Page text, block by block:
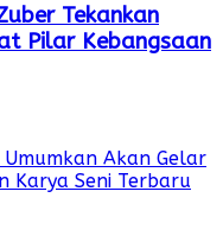
Tekankan
Pilar Kebangsaan